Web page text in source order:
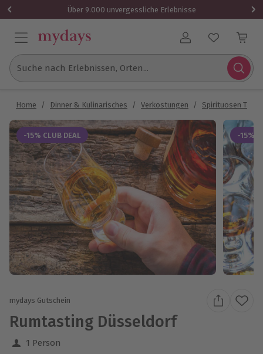
Über 9.000 unvergessliche Erlebnisse
Benutzerkonto
Suche nach Erlebnissen, Orten...
Home / Dinner & Kulinarisches / Verkostungen / Spirituosen
-15% CLUB DEAL -15%
mydays Gutschein
Rumtasting Düsseldorf
1 Person